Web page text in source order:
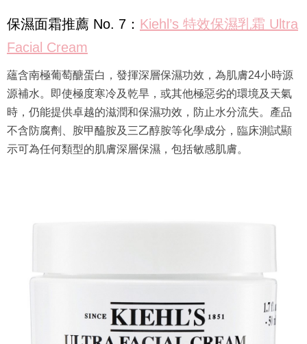
保濕面霜推薦 No. 7： Kiehl’s 特效保濕乳霜 Ultra
Facial Cream
蘊含南極葡萄醣蛋白，發揮深層保濕功效，為肌膚24小時源
源補水。即使極度寒冷及乾旱，或其他極惡劣的環境及天氣
時，仍能提供卓越的滋潤和保濕功效，防止水分流失。產品
不含防腐劑、胺甲醯胺及三乙醇胺等化學成分，臨床測試顯
示可為任何類型的肌膚深層保濕，包括敏感肌膚。